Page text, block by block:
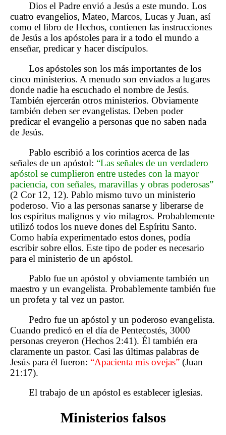
Dios el Padre envió a Jesús a este mundo. Los
cuatro evangelios, Mateo, Marcos, Lucas y Juan, así
como el libro de Hechos, contienen las instrucciones
de Jesús a los apóstoles para ir a todo el mundo a
enseñar, predicar y hacer discípulos.
Los apóstoles son los más importantes de los
cinco ministerios. A menudo son enviados a lugares
donde nadie ha escuchado el nombre de Jesús.
También ejercerán otros ministerios. Obviamente
también deben ser evangelistas. Deben poder
predicar el evangelio a personas que no saben nada
de Jesús.
Pablo escribió a los corintios acerca de las
señales de un apóstol: “Las señales de un verdadero
apóstol se cumplieron entre ustedes con la mayor
paciencia, con señales, maravillas y obras poderosas”
(2 Cor 12, 12). Pablo mismo tuvo un ministerio
poderoso. Vio a las personas sanarse y liberarse de
los espíritus malignos y vio milagros. Probablemente
utilizó todos los nueve dones del Espíritu Santo.
Como había experimentado estos dones, podía
escribir sobre ellos. Este tipo de poder es necesario
para el ministerio de un apóstol.
Pablo fue un apóstol y obviamente también un
maestro y un evangelista. Probablemente también fue
un profeta y tal vez un pastor.
Pedro fue un apóstol y un poderoso evangelista.
Cuando predicó en el día de Pentecostés, 3000
personas creyeron (Hechos 2:41). Él también era
claramente un pastor. Casi las últimas palabras de
Jesús para él fueron: “Apacienta mis ovejas” (Juan
21:17).
El trabajo de un apóstol es establecer iglesias.
Ministerios falsos